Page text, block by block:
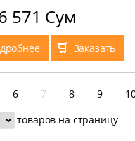
571 Сум
Заказать
6 7 8 9
товаров на страницу